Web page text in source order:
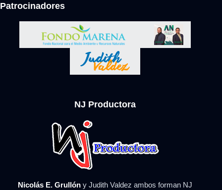
Patrocinadores
NJ Productora
Nicolás E. Grullón y Judith Valdez ambos forman NJ